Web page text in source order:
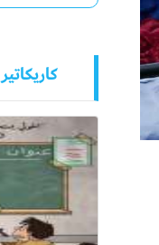
كاريكاتير